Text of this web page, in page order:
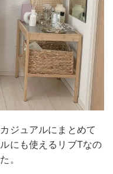
ジュアルにまとめて
にも使えるリブTなの
。